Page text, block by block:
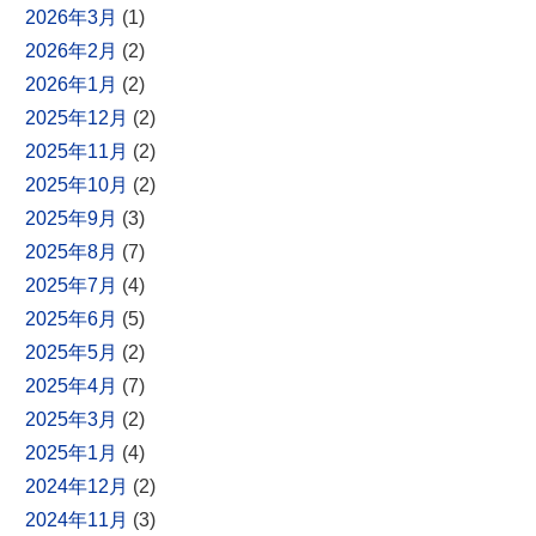
2026年3月 (1)
2026年2月 (2)
2026年1月 (2)
2025年12月 (2)
2025年11月 (2)
2025年10月 (2)
2025年9月 (3)
2025年8月 (7)
2025年7月 (4)
2025年6月 (5)
2025年5月 (2)
2025年4月 (7)
2025年3月 (2)
2025年1月 (4)
2024年12月 (2)
2024年11月 (3)